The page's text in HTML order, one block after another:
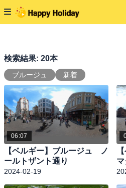
検索結果: 20本
ブルージュ 新着
06:07
【ベルギー】ブルージュ ノ
ールトザント通り
2024-02-19